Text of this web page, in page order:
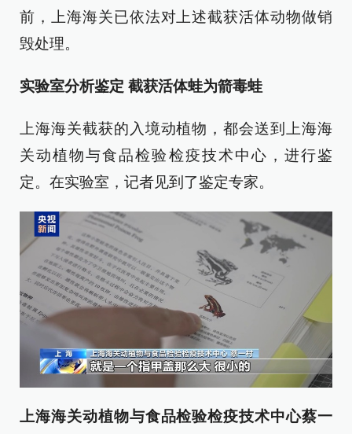
前，上海海关已依法对上述截获活体动物做销
毁处理。
实验室分析鉴定 截获活体蛙为箭毒蛙
上海海关截获的入境动植物，都会送到上海海
关动植物与食品检验检疫技术中心，进行鉴
定。在实验室，记者见到了鉴定专家。
上海海关动植物与食品检验检疫技术中心蔡一